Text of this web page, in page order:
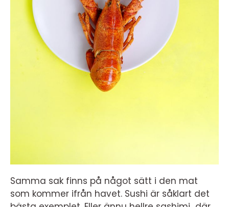
Samma sak finns på något sätt i den mat
som kommer ifrån havet. Sushi är såklart det